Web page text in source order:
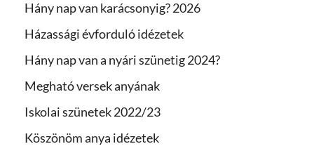
Hány nap van karácsonyig? 2026
Házassági évforduló idézetek
Hány nap van a nyári szünetig 2024?
Megható versek anyának
Iskolai szünetek 2022/23
Köszönöm anya idézetek